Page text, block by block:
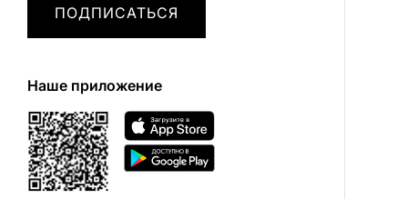
ПОДПИСАТЬСЯ
Наше приложение